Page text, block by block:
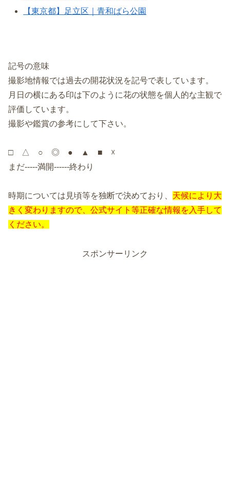
【東京都】足立区｜青和ばら公園
記号の意味
撮影地情報では過去の開花状況を記号で表しています。
月日の横にある印は下のように花の状態を個人的な主観で
評価しています。
撮影や鑑賞の参考にして下さい。
□ △ ○ ◎ ● ▲ ■ ☓
まだ-----満開------終わり
時期については見頃等を独断で決めており、 天候により大
きく変わりますので、公式サイト等正確な情報を入手して
ください。
スポンサーリンク